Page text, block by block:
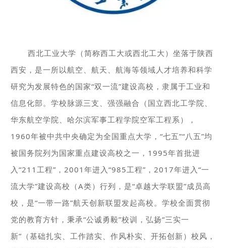
西北工业大学（简称西工大或西北工大）坐落于陕西
西安，是一所以航空、航天、航海等领域人才培养和科学
研究为发展特色的国家“双一流”建设高校，隶属于工业和
信息化部。学校脉源三支、强强融合（国立西北工学院、
华东航空学院、哈尔滨军事工程学院空军工程系），
1960年被中共中央确定为全国重点大学，“七五”“八五”均
被国务院列为国家重点建设高校之一，1995年首批进
入“211工程”，2001年进入“985工程”，2017年进入“一
流大学”建设高校（A类）行列，是“卓越大学联盟”成员高
校，是“一带一路”航天创新联盟发起高校。学校全面贯彻
党的教育方针，秉承“公诚勇毅”校训，弘扬“三实一
新”（基础扎实、工作踏实、作风朴实、开拓创新）校风，